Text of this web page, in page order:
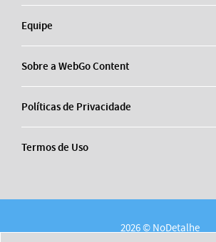
Equipe
Sobre a WebGo Content
Políticas de Privacidade
Termos de Uso
2026 © NoDetalhe